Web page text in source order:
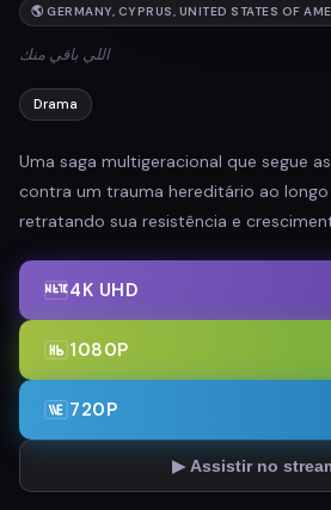
🌎 GERMANY, CYPRUS, UNITED STATES OF
اللي باقي منك
Drama
Uma saga multigeracional que segue
contra um trauma hereditário ao
retratando sua resistência e
4K UHD
1080P
720P
▶ Assistir no